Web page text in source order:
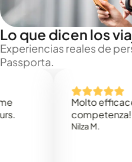
Lo que dicen los
Experiencias reales de
Passporta.
Molto efficace!
competenza!